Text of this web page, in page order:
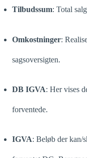
Tilbudssum: Total
Omkostninger:
sagsoversigten.
DB IGVA: Her vises
forventede.
IGVA: Beløb der kan/